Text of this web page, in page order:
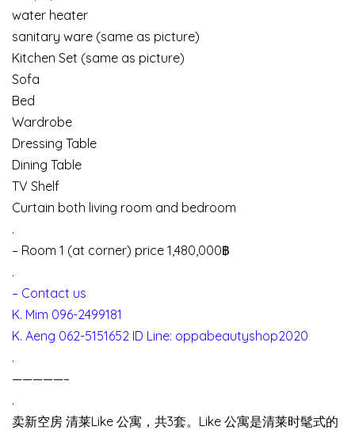
water heater
sanitary ware (same as picture)
Kitchen Set (same as picture)
Sofa
Bed
Wardrobe
Dressing Table
Dining Table
TV Shelf
Curtain both living room and bedroom
.
– Room 1 (at corner) price 1,480,000฿
.
– Contact us
K. Mim 096-2499181
K. Aeng 062-5151652 ID Line: oppabeautyshop2020
.
—————–
.
卖新空房 清莱Like 公寓，共3套。Like 公寓是清莱时髦式的